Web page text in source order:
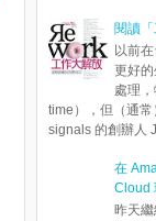
閱讀
以前
更好
處理
time），但（通
signals 的創辦人
在
Cloud
昨天